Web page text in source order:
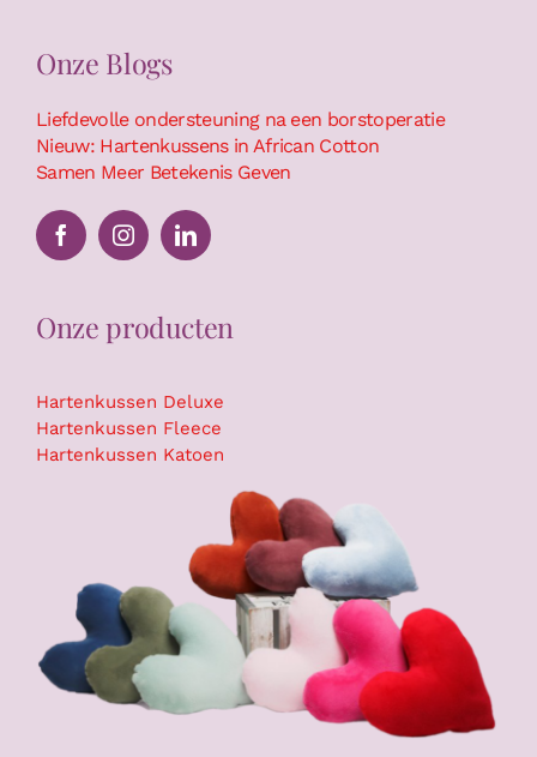
Onze Blogs
Liefdevolle ondersteuning na een borstoperatie
Nieuw: Hartenkussens in African Cotton
Samen Meer Betekenis Geven
Onze producten
Hartenkussen Deluxe
Hartenkussen Fleece
Hartenkussen Katoen